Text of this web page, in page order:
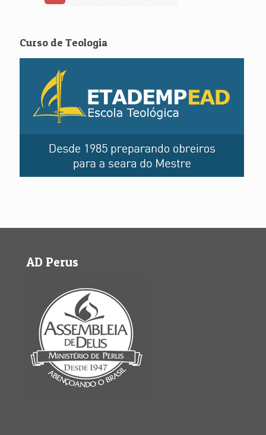
Curso de Teologia
AD Perus